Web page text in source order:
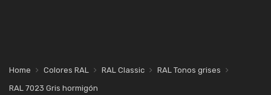
Home Colores RAL RAL Classic
RAL Tonos grises
RAL 7023 Gris hormigón